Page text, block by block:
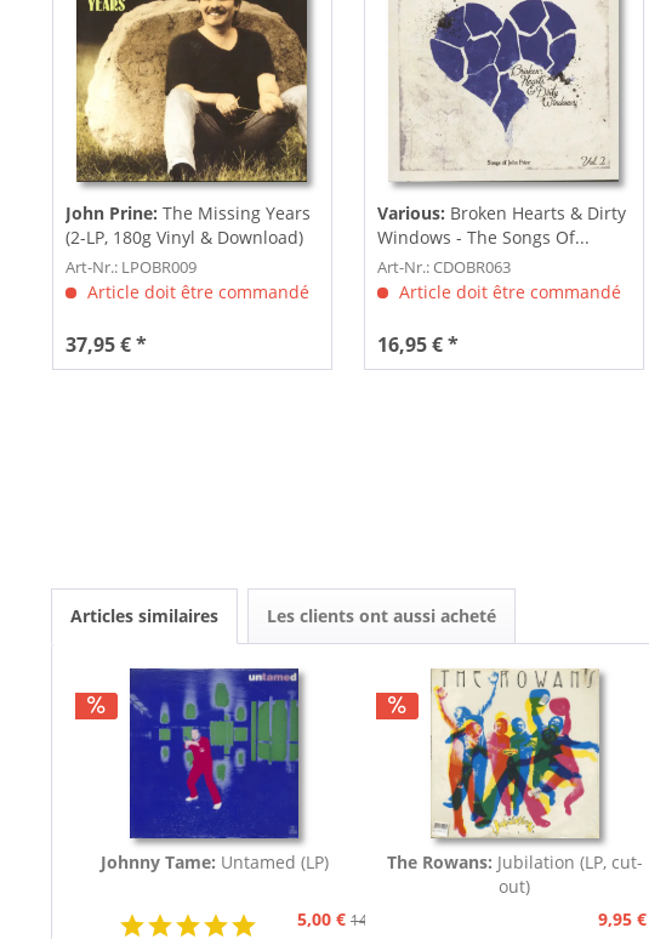
John Prine: The Missing Years
(2-LP, 180g Vinyl & Download)
Art-Nr.: LPOBR009
Article doit être commandé
37,95 € *
Various: Broken Hearts & Dirty
Windows - The Songs Of...
Art-Nr.: CDOBR063
Article doit être commandé
16,95 € *
Articles similaires Les clients ont aussi acheté
Johnny Tame: Untamed (LP)
5,00 € 14,95 €
The Rowans: Jubilation (LP, cut-
out)
9,95 €